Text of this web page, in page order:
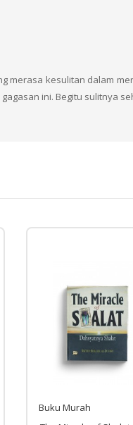
merasa kesulitan dalam
ini. Begitu sulitnya
Buku Murah